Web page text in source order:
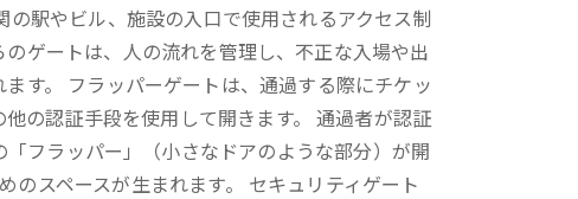
の駅やビル、施設の入口で使用されるアクセス制
ゲートは、人の流れを管理し、不正な入場や出
す。 フラッパーゲートは、通過する際にチケッ
他の認証手段を使用して開きます。 通過者が認証
「フラッパー」（小さなドアのような部分）が開
のスペースが生まれます。 セキュリティゲート